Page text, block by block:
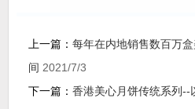
上一篇： 每年在内地销售数百万
间 2021/7/3
下一篇： 香港美心月饼传统系列--